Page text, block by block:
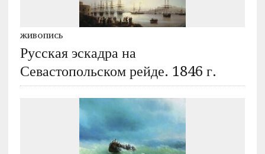
ЖИВОПИСЬ
Русская эскадра на
Севастопольском рейде. 1846 г.